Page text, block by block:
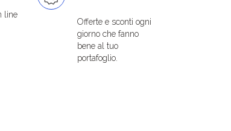
line
Offerte e sconti ogni
giorno che fanno
bene al tuo
portafoglio.